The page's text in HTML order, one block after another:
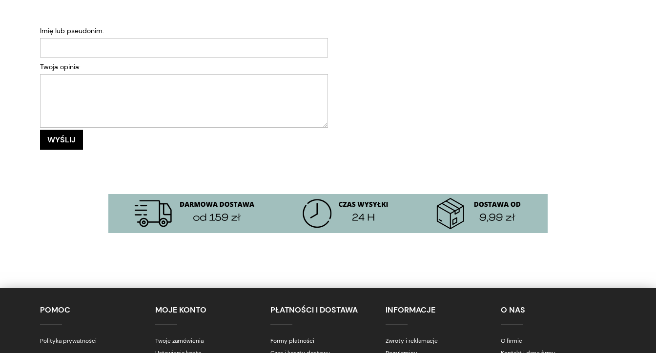
Imię lub pseudonim:
Twoja opinia:
WYŚLIJ
POMOC
Polityka prywatności
MOJE KONTO
Twoje zamówienia
PŁATNOŚCI I DOSTAWA
Formy płatności
INFORMACJE
Zwroty i reklamacje
O NAS
O firmie